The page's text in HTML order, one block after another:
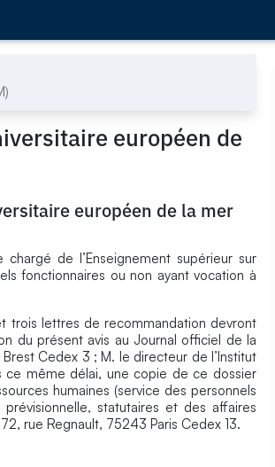
européen de
européen de la mer
de l’Enseignement supérieur sur
fonctionnaires ou non ayant vocation à
trois lettres de recommandation devront
du présent avis au Journal officiel de la
Cedex 3 ; M. le directeur de l’Institut
ce même délai, une copie de ce dossier
humaines (service des personnels
statutaires et des affaires
rue Regnault, 75243 Paris Cedex 13.